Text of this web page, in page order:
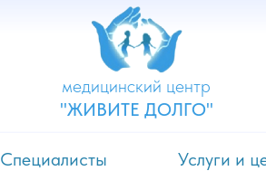
"ЖИВИТЕ ДОЛГО"
медицинский центр
Специалисты Услуги и